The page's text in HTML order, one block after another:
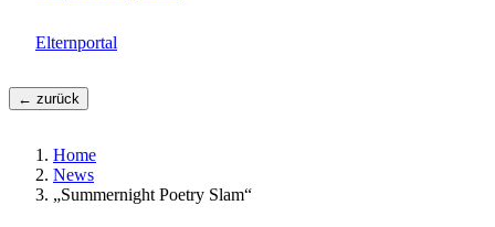
Elternportal
← zurück
Home
News
„Summernight Poetry Slam“